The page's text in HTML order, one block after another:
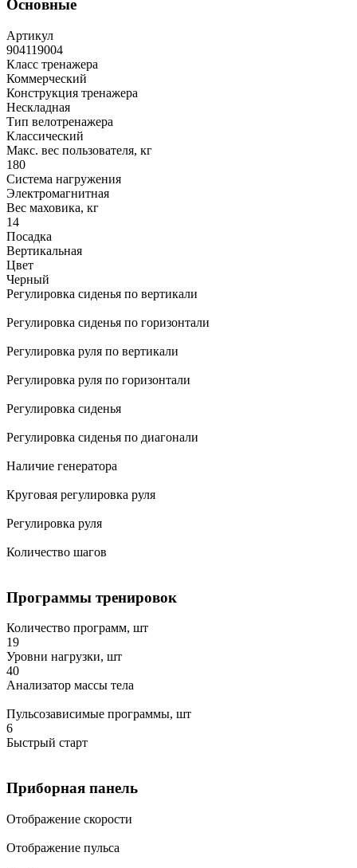
Основные
Артикул
904119004
Класс тренажера
Коммерческий
Конструкция тренажера
Нескладная
Тип велотренажера
Классический
Макс. вес пользователя, кг
180
Система нагружения
Электромагнитная
Вес маховика, кг
14
Посадка
Вертикальная
Цвет
Черный
Регулировка сиденья по вертикали
Регулировка сиденья по горизонтали
Регулировка руля по вертикали
Регулировка руля по горизонтали
Регулировка сиденья
Регулировка сиденья по диагонали
Наличие генератора
Круговая регулировка руля
Регулировка руля
Количество шагов
Программы тренировок
Количество программ, шт
19
Уровни нагрузки, шт
40
Анализатор массы тела
Пульсозависимые программы, шт
6
Быстрый старт
Приборная панель
Отображение скорости
Отображение пульса